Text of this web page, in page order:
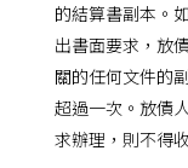
的結算書副本。
出書面要求，放
關的任何文件的
超過一次。放債
求辦理，則不得